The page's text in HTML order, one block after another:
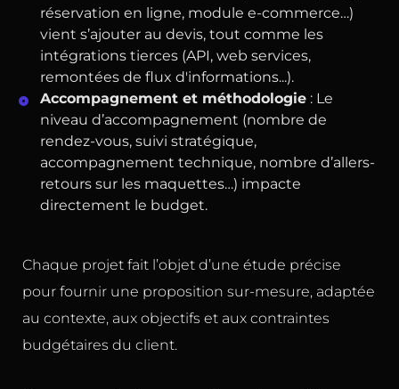
réservation en ligne, module e-commerce…)
vient s’ajouter au devis, tout comme les
intégrations tierces (API, web services,
remontées de flux d'informations...).
Accompagnement et méthodologie : Le
niveau d’accompagnement (nombre de
rendez-vous, suivi stratégique,
accompagnement technique, nombre d’allers-
retours sur les maquettes…) impacte
directement le budget.
Chaque projet fait l’objet d’une étude précise
pour fournir une proposition sur-mesure, adaptée
au contexte, aux objectifs et aux contraintes
budgétaires du client.